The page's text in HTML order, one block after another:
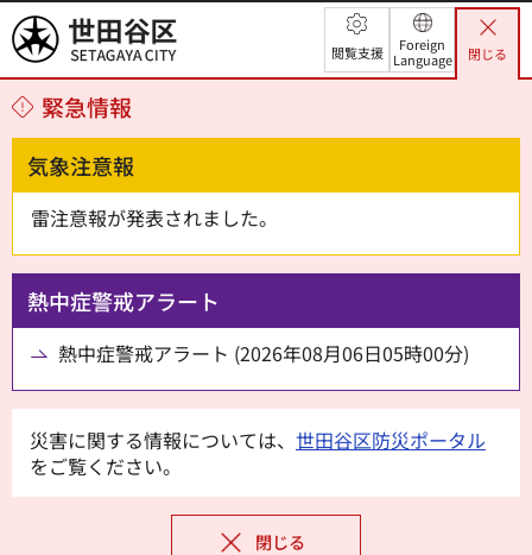
世田谷区 閲覧支援
Foreign
Language
閉じる
緊急情報
気象注意報
雷注意報が発表されました。
熱中症警戒アラート
熱中症警戒アラート (2026年08月06日05時00分)
災害に関する情報については、 世田谷区防災ポータル
をご覧ください。
閉じる